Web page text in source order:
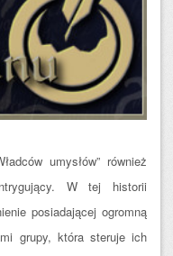
umysłów” również
W tej historii
posiadającej ogromną
grupy, która steruje ich